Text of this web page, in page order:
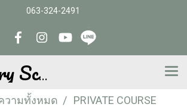
063-324-2491
Fit Bakery School
วามทั้งหมด
PRIVATE COURSE